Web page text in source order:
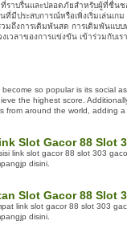
ราบรื่นและปลอดภัยสำหรับผู้ที่ชื่น
มีประสบการณ์หรือเพิ่งเริ่มเล่นเก
มถึงการเดิมพันสด การเดิมพันแบ
เวลาของการแข่งขัน เข้าร่วมกับเ
so popular is its social
the highest score.
from around the world, adding
Slot Gacor 88 Slot
link slot gacor 88 slot 303
disini.
Slot Gacor 88 Slot
link slot gacor 88 slot 303
disini.